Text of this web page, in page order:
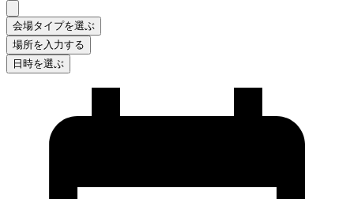
会場タイプを選ぶ
場所を入力する
日時を選ぶ